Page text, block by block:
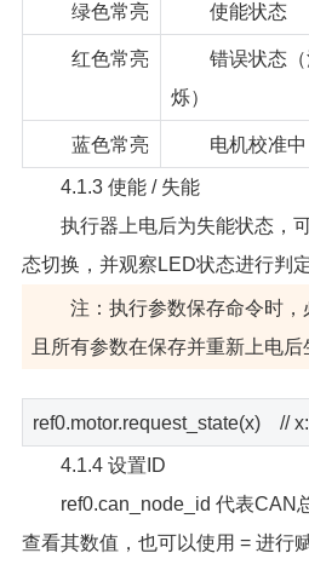
绿色常亮 使能状态
红色常亮
错误状态
烁）
蓝色常亮 电机校准
4.1.3 使能 / 失能
执行器上电后为失能状态，
态切换，并观察LED状态进行判定
注：执行参数保存命令时，
且所有参数在保存并重新上电后
ref0.motor.request_state(x) //
4.1.4 设置ID
ref0.can_node_id 代表CAN
查看其数值，也可以使用 = 进行